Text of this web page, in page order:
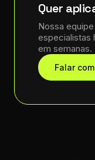
Quer
Nossa
especialistas
em semanas.
Falar